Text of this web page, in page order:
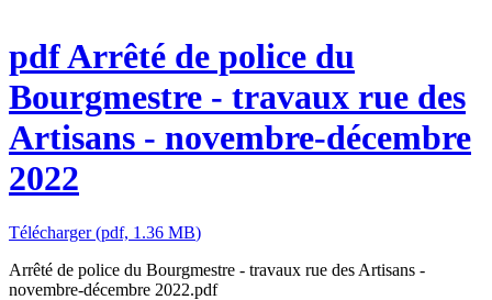
pdfArrêté de police du
Bourgmestre - travaux rue des
Artisans - novembre-décembre
2022
Télécharger(pdf, 1.36 MB)
Arrêté de police du Bourgmestre - travaux rue des Artisans -
novembre-décembre 2022.pdf